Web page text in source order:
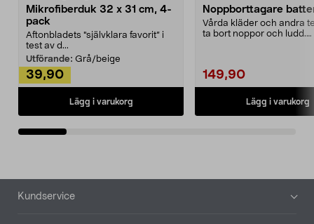
Mikrofiberduk 32 x 31 cm, 4-
pack
Aftonbladets "självklara favorit” i
test av d...
Utförande: Grå/beige
39,90
Lägg i varukorg
Noppborttagare
Vårda kläder och andra
ta bort noppor och ludd.
149,90
Lägg i varukorg
Sidfot
Kundservice